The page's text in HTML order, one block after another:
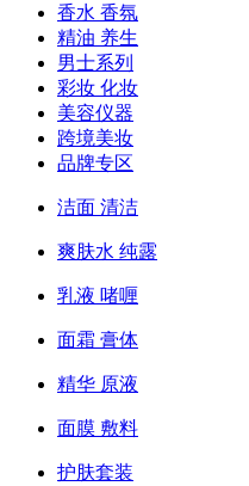
香水 香氛
精油 养生
男士系列
彩妆 化妆
美容仪器
跨境美妆
品牌专区
洁面 清洁
爽肤水 纯露
乳液 啫喱
面霜 膏体
精华 原液
面膜 敷料
护肤套装